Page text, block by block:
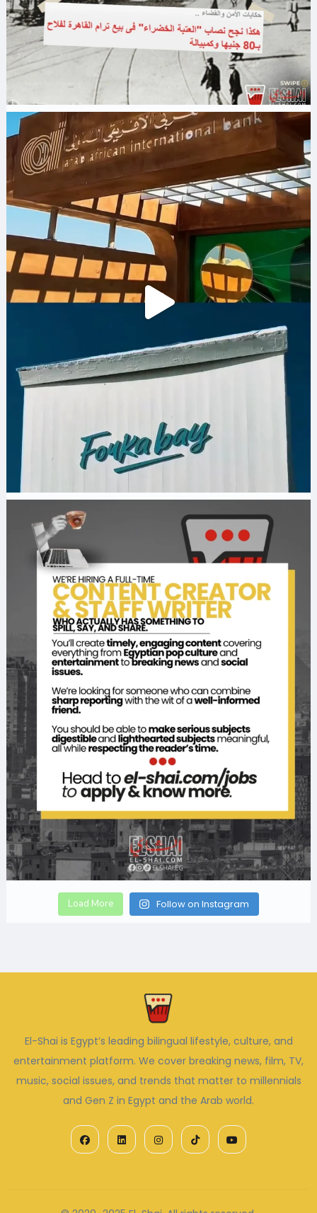
Load More Follow on Instagram
El-Shai is Egypt’s leading bilingual lifestyle, culture, and
entertainment platform. We cover breaking news, film, TV,
music, social issues, and trends that matter to millennials
and Gen Z in Egypt and the Arab world.